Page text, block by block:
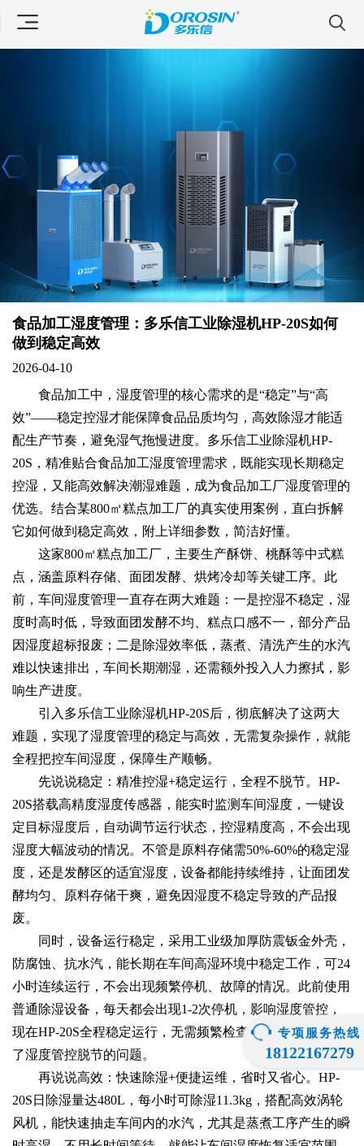
食品加工湿度管理：多乐信工业除湿机HP-20S如何
做到稳定高效
2026-04-10
食品加工中，湿度管理的核心需求的是“稳定”与“高
效”——稳定控湿才能保障食品品质均匀，高效除湿才能适
配生产节奏，避免湿气拖慢进度。多乐信工业除湿机HP-
20S，精准贴合食品加工湿度管理需求，既能实现长期稳定
控湿，又能高效解决潮湿难题，成为食品加工厂湿度管理的
优选。结合某800㎡糕点加工厂的真实使用案例，直白拆解
它如何做到稳定高效，附上详细参数，简洁好懂。
这家800㎡糕点加工厂，主要生产酥饼、桃酥等中式糕
点，涵盖原料存储、面团发酵、烘烤冷却等关键工序。此
前，车间湿度管理一直存在两大难题：一是控湿不稳定，湿
度时高时低，导致面团发酵不均、糕点口感不一，部分产品
因湿度超标报废；二是除湿效率低，蒸煮、清洗产生的水汽
难以快速排出，车间长期潮湿，还需额外投入人力擦拭，影
响生产进度。
引入多乐信工业除湿机HP-20S后，彻底解决了这两大
难题，实现了湿度管理的稳定与高效，无需复杂操作，就能
全程把控车间湿度，保障生产顺畅。
先说说稳定：精准控湿+稳定运行，全程不脱节。HP-
20S搭载高精度湿度传感器，能实时监测车间湿度，一键设
定目标湿度后，自动调节运行状态，控湿精度高，不会出现
湿度大幅波动的情况。不管是原料存储需50%-60%的稳定湿
度，还是发酵区的适宜湿度，设备都能持续维持，让面团发
酵均匀、原料存储干爽，避免因湿度不稳定导致的产品报
废。
同时，设备运行稳定，采用工业级加厚防震钣金外壳，
防腐蚀、抗水汽，能长期在车间高湿环境中稳定工作，可24
小时连续运行，不会出现频繁停机、故障的情况。此前使用
普通除湿设备，每天都会出现1-2次停机，影响湿度管控，
现在HP-20S全程稳定运行，无需频繁检查维护，彻底解决
了湿度管控脱节的问题。
再说说高效：快速除湿+便捷运维，省时又省心。HP-
20S日除湿量达480L，每小时可除湿11.3kg，搭配高效涡轮
风机，能快速抽走车间内的水汽，尤其是蒸煮工序产生的瞬
专项服务热线
18122167279